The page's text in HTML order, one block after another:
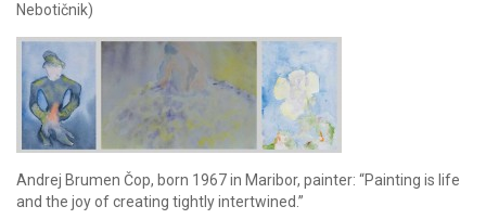
Nebotičnik)
Andrej Brumen Čop, born 1967 in Maribor, painter: “Painting is life
and the joy of creating tightly intertwined.”